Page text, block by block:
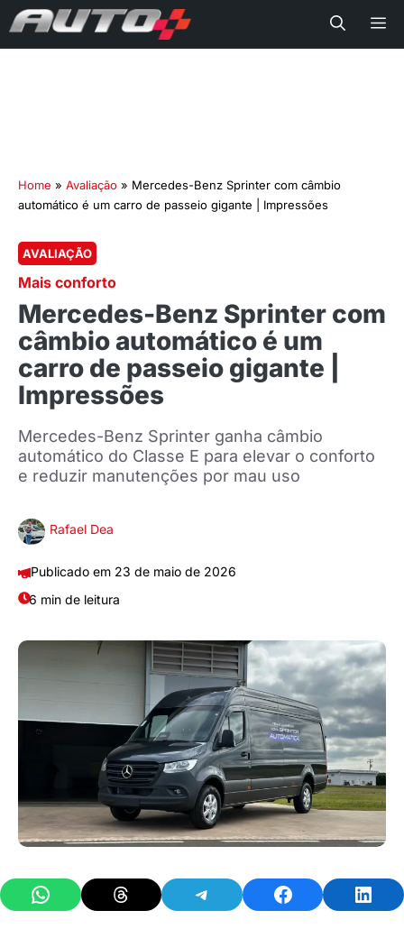
Home » Avaliação » Mercedes-Benz Sprinter com câmbio
automático é um carro de passeio gigante | Impressões
AVALIAÇÃO
Mais conforto
Mercedes-Benz Sprinter com
câmbio automático é um
carro de passeio gigante |
Impressões
Mercedes-Benz Sprinter ganha câmbio
automático do Classe E para elevar o conforto
e reduzir manutenções por mau uso
Rafael Dea
23 de maio de 2026
6 min de leitura
Share on WhatsAppShare on ThreadsShare on TelegramShare on Facebook